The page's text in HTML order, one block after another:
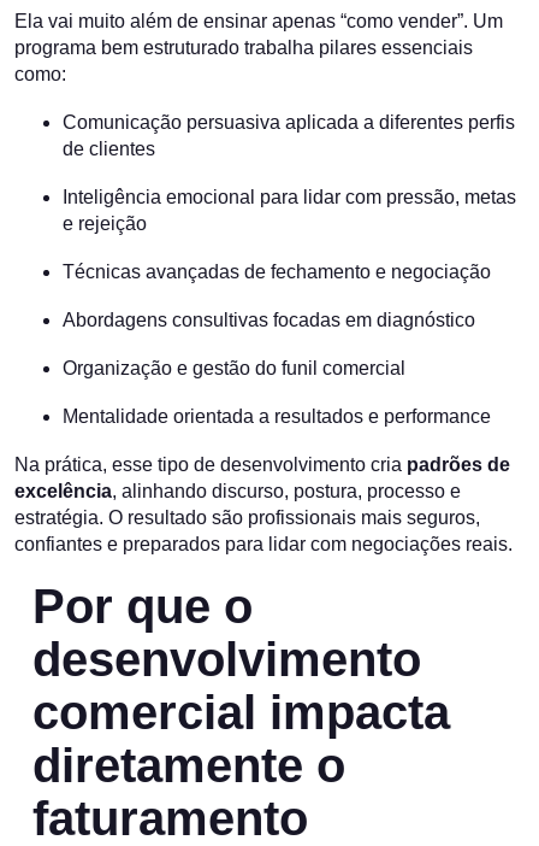
Ela vai muito além de ensinar apenas “como vender”. Um
programa bem estruturado trabalha pilares essenciais
como:
Comunicação persuasiva aplicada a diferentes perfis
de clientes
Inteligência emocional para lidar com pressão, metas
e rejeição
Técnicas avançadas de fechamento e negociação
Abordagens consultivas focadas em diagnóstico
Organização e gestão do funil comercial
Mentalidade orientada a resultados e performance
Na prática, esse tipo de desenvolvimento cria padrões de
excelência, alinhando discurso, postura, processo e
estratégia. O resultado são profissionais mais seguros,
confiantes e preparados para lidar com negociações reais.
Por que o
desenvolvimento
comercial impacta
diretamente o
faturamento